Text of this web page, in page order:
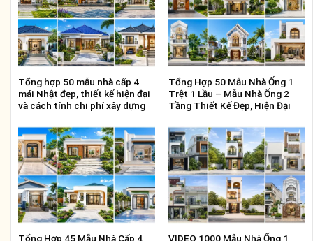
Tổng hợp 50 mẫu nhà cấp 4
mái Nhật đẹp, thiết kế hiện đại
và cách tính chi phí xây dựng
Tổng Hợp 50 Mẫu Nhà Ống 1
Trệt 1 Lầu – Mẫu Nhà Ống 2
Tầng Thiết Kế Đẹp, Hiện Đại
Tổng Hợp 45 Mẫu Nhà Cấp 4
VIDEO 1000 Mẫu Nhà Ống 1